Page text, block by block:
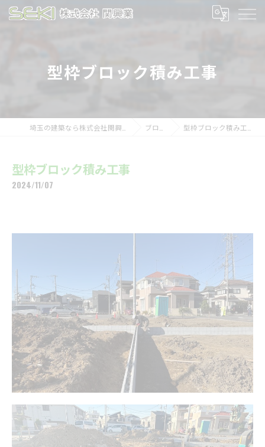
型枠ブロック積み工事
ブログ 型枠ブロック積み工事
型枠ブロック積み工事
2024/11/07